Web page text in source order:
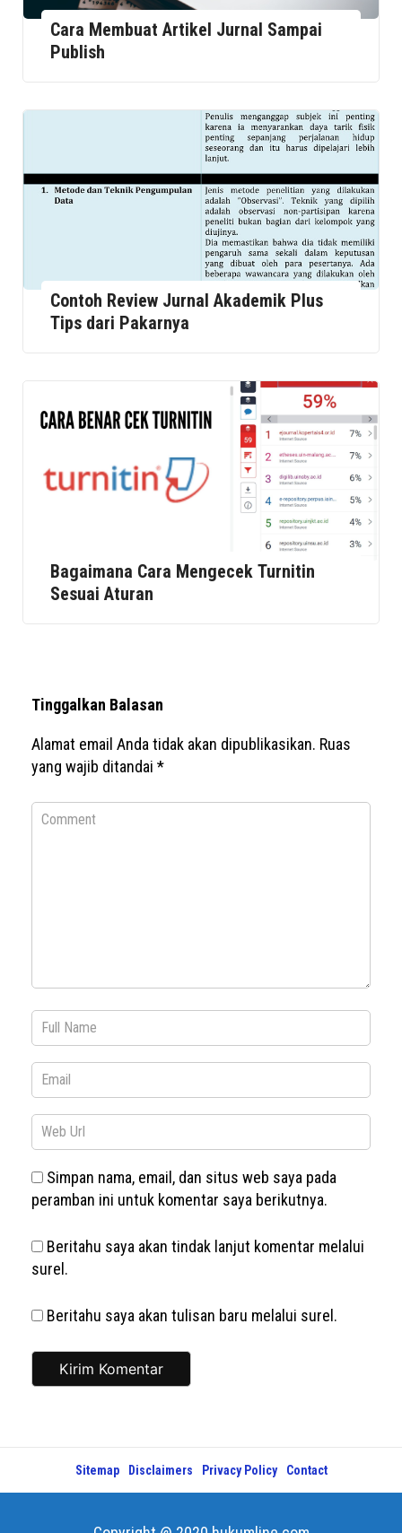
Cara Membuat Artikel Jurnal Sampai
Publish
Contoh Review Jurnal Akademik Plus
Tips dari Pakarnya
Bagaimana Cara Mengecek Turnitin
Sesuai Aturan
Tinggalkan Balasan
Alamat email Anda tidak akan dipublikasikan. Ruas
yang wajib ditandai *
Simpan nama, email, dan situs web saya pada
peramban ini untuk komentar saya berikutnya.
Beritahu saya akan tindak lanjut komentar melalui
surel.
Beritahu saya akan tulisan baru melalui surel.
Sitemap Disclaimers Privacy Policy Contact